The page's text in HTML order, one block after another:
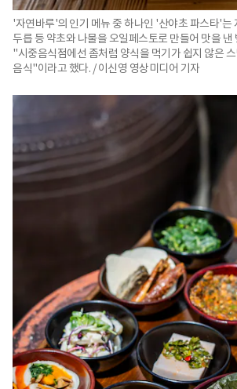
'자연바루'의 인기 메뉴 중 하나인 '산야초 파스타'는
두릅 등 약초와 나물을 오일페스토로 만들어 맛을 낸
"시중음식점에선 좀처럼 양식을 먹기가 쉽지 않은
음식"이라고 했다. / 이신영 영상미디어 기자